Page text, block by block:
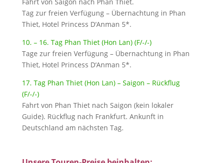
Tag zur freien Verfügung – Übernachtung in Phan
Thiet, Hotel Princess D‘Anman 5*.
10. – 16. Tag Phan Thiet (Hon Lan) (F/-/-)
Tage zur freien Verfügung – Übernachtung in Phan
Thiet, Hotel Princess D‘Anman 5*.
17. Tag Phan Thiet (Hon Lan) – Saigon – Rückflug
(F/-/-)
Fahrt von Phan Thiet nach Saigon (kein lokaler
Guide). Rückflug nach Frankfurt. Ankunft in
Deutschland am nächsten Tag.